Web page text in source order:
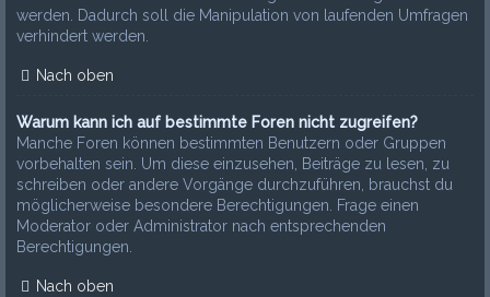
werden. Dadurch soll die Manipulation von laufenden Umfragen
verhindert werden.
Nach oben
Warum kann ich auf bestimmte Foren nicht zugreifen?
Manche Foren können bestimmten Benutzern oder Gruppen
vorbehalten sein. Um diese einzusehen, Beiträge zu lesen, zu
schreiben oder andere Vorgänge durchzuführen, brauchst du
möglicherweise besondere Berechtigungen. Frage einen
Moderator oder Administrator nach entsprechenden
Berechtigungen.
Nach oben